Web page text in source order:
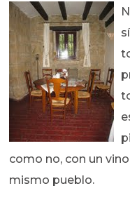
como no, con un
mismo pueblo.